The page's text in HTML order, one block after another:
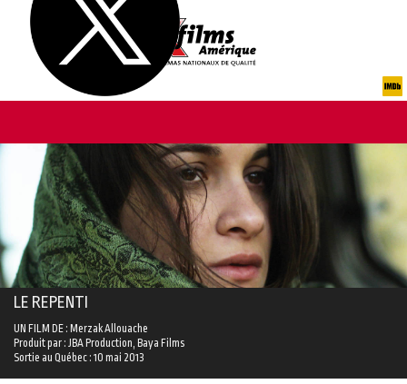
LE REPENTI
UN FILM DE : Merzak Allouache
Produit par : JBA Production, Baya Films
Sortie au Québec : 10 mai 2013